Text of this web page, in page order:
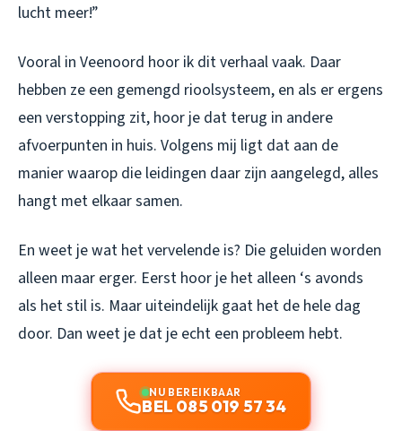
lucht meer!”
Vooral in Veenoord hoor ik dit verhaal vaak. Daar
hebben ze een gemengd rioolsysteem, en als er ergens
een verstopping zit, hoor je dat terug in andere
afvoerpunten in huis. Volgens mij ligt dat aan de
manier waarop die leidingen daar zijn aangelegd, alles
hangt met elkaar samen.
En weet je wat het vervelende is? Die geluiden worden
alleen maar erger. Eerst hoor je het alleen ‘s avonds
als het stil is. Maar uiteindelijk gaat het de hele dag
door. Dan weet je dat je echt een probleem hebt.
NU BEREIKBAAR
BEL 085 019 57 34